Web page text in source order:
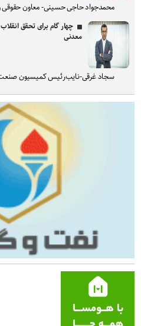
محمدجواد حاجی حسینی- معاون
چهار گام برای تحقق انقلاب
معدنی
سجاد غرقی-نایب‌رئیس کمیسیون صنعت